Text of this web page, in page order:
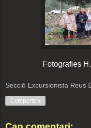
Fotografies
Secció Excursionista Reus
Comparteix